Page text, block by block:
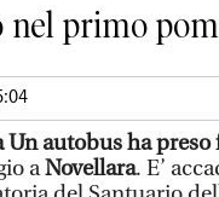
nel primo
Un autobus ha preso
aNovellara. E’